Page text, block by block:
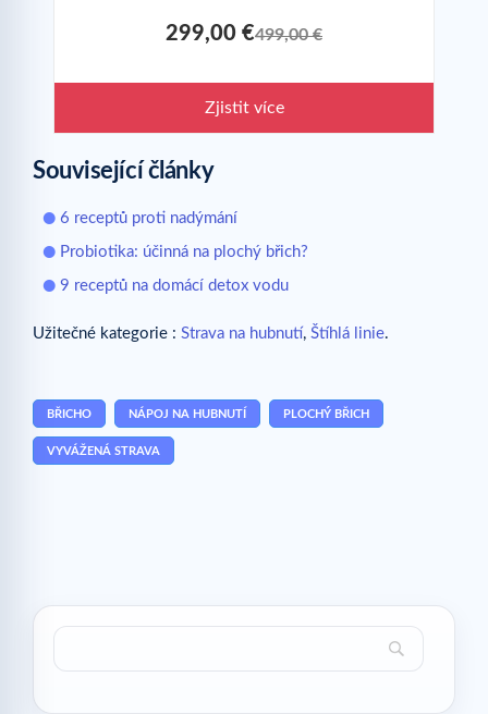
299,00 €499,00 €
Zjistit více
Související články
6 receptů proti nadýmání
Probiotika: účinná na plochý břich?
9 receptů na domácí detox vodu
Užitečné kategorie : Strava na hubnutí, Štíhlá linie.
BŘICHO NÁPOJ NA HUBNUTÍ PLOCHÝ BŘICH
VYVÁŽENÁ STRAVA